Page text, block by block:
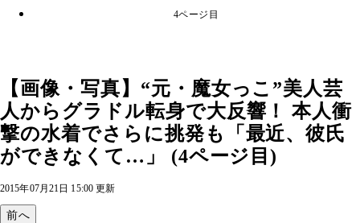
4ページ目
【画像・写真】“元・魔女っこ”美人芸
人からグラドル転身で大反響！ 本人衝
撃の水着でさらに挑発も「最近、彼氏
ができなくて…」 (4ページ目)
2015年07月21日 15:00 更新
前へ